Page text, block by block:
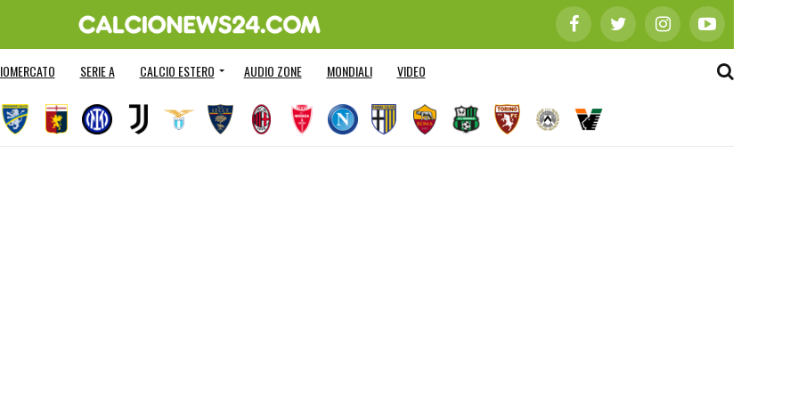
SERIE A CALCIO ESTERO AUDIO ZONE MONDIALI VIDEO